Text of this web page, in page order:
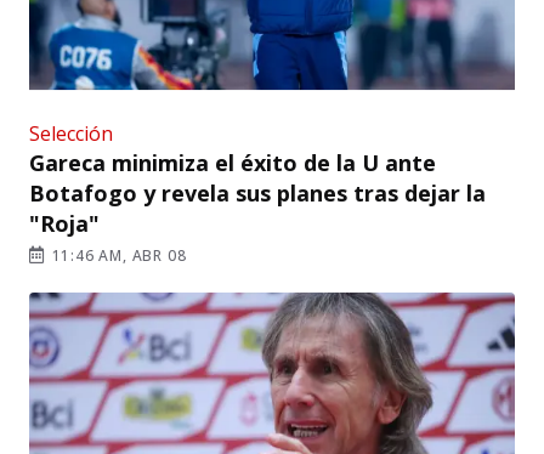
Selección
Gareca minimiza el éxito de la U ante
Botafogo y revela sus planes tras dejar la
"Roja"
11:46 AM, ABR 08